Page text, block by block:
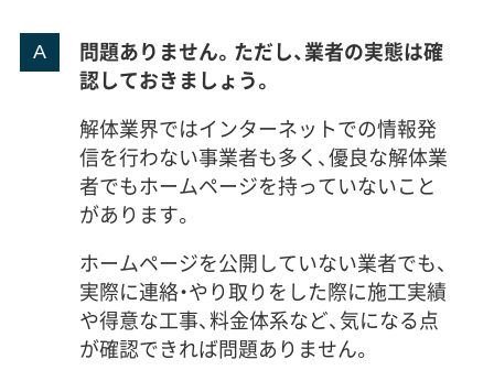
問題ありません。ただし、業者の実態は確
認しておきましょう。
解体業界ではインターネットでの情報発
信を行わない事業者も多く、優良な解体業
者でもホームページを持っていないこと
があります。
ホームページを公開していない業者でも、
実際に連絡・やり取りをした際に施工実績
や得意な工事、料金体系など、気になる点
が確認できれば問題ありません。